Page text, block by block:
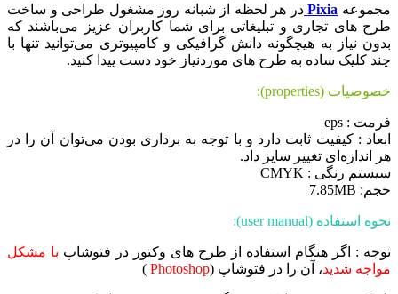
مجموعه Pixia در هر لحظه از شبانه روز مشغول طراحی و ساخت
طرح های تجاری و تبلیغاتی برای شما کاربران عزیز می‌باشند که
بدون نیاز به هیچگونه دانش گرافیکی و کامپیوتری می‌توانید تنها با
چند کلیک ساده به طرح های موردنیاز خود دست پیدا کنید.
خصوصیات (properties):
فرمت : eps
ابعاد : کیفیت ثابت دارد و با توجه به برداری بودن می‌توان آن را در
هر اندازه‌ای تغییر سایز داد.
سیستم رنگی : CMYK
حجم: 7.85MB
نحوه استفاده (user manual):
توجه : اگر هنگام استفاده از طرح های وکتور در فتوشاپ با مشکل
مواجه شدید، آن را در فتوشاپ (Photoshop
)